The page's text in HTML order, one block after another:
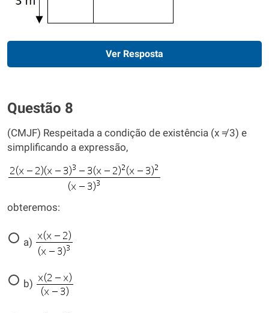
Ver Resposta
Questão 8
(CMJF) Respeitada a condição de existência (x ≠ 3) e
simplificando a expressão,
obteremos:
a)
b)